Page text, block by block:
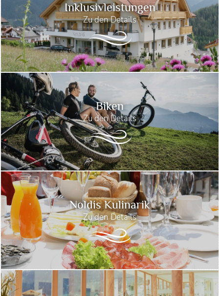
Inklusivleistungen
Zu den Details
Biken
Zu den Details
Noldis Kulinarik
Zu den Details